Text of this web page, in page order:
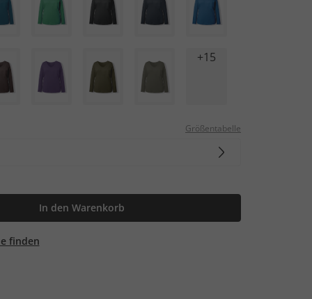
+15
Größentabelle
In den Warenkorb
finden